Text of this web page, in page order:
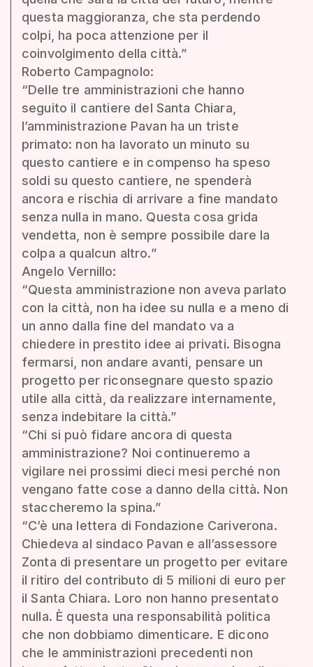
questa maggioranza, che sta perdendo
colpi, ha poca attenzione per il
coinvolgimento della città.”
Roberto Campagnolo:
“Delle tre amministrazioni che hanno
seguito il cantiere del Santa Chiara,
l’amministrazione Pavan ha un triste
primato: non ha lavorato un minuto su
questo cantiere e in compenso ha speso
soldi su questo cantiere, ne spenderà
ancora e rischia di arrivare a fine mandato
senza nulla in mano. Questa cosa grida
vendetta, non è sempre possibile dare la
colpa a qualcun altro.”
Angelo Vernillo:
“Questa amministrazione non aveva parlato
con la città, non ha idee su nulla e a meno di
un anno dalla fine del mandato va a
chiedere in prestito idee ai privati. Bisogna
fermarsi, non andare avanti, pensare un
progetto per riconsegnare questo spazio
utile alla città, da realizzare internamente,
senza indebitare la città.”
“Chi si può fidare ancora di questa
amministrazione? Noi continueremo a
vigilare nei prossimi dieci mesi perché non
vengano fatte cose a danno della città. Non
staccheremo la spina.”
“C’è una lettera di Fondazione Cariverona.
Chiedeva al sindaco Pavan e all’assessore
Zonta di presentare un progetto per evitare
il ritiro del contributo di 5 milioni di euro per
il Santa Chiara. Loro non hanno presentato
nulla. È questa una responsabilità politica
che non dobbiamo dimenticare. E dicono
che le amministrazioni precedenti non